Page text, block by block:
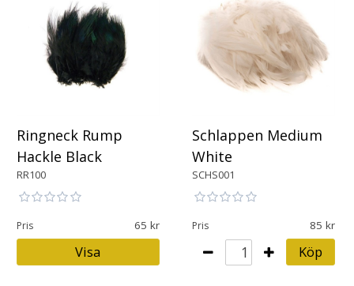
Ringneck Rump
Hackle Black
RR100
Pris 65
Visa
Schlappen Medium
White
SCHS001
Pris 85
Köp